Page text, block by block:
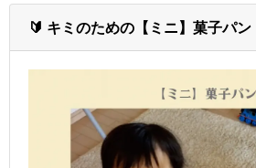
🔰 キミのための【ミニ】菓子パン